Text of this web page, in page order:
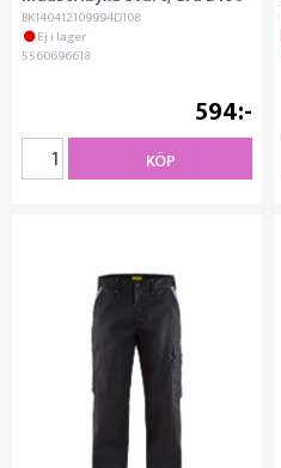
BK140412109994D108
Ej i lager
5560696618
594
KÖP